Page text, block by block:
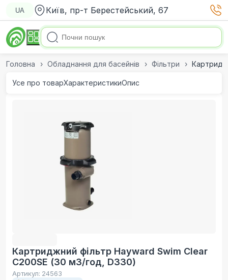
UA Київ, пр-т Берестейський, 67
Головна Обладнання для басейнів Фільтри
Усе про товарХарактеристикиОпис
Картриджний фільтр Hayward Swim Clear
C200SE (30 м3/год, D330)
Артикул: 24563